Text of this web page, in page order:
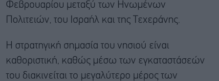
Φεβρουαρίου μεταξύ των Ηνωμένων
Πολιτειών, του Ισραήλ και της Τεχεράνης.
Η στρατηγική σημασία του νησιού είναι
καθοριστική, καθώς μέσω των εγκαταστάσεών
του διακινείται το μεγαλύτερο μέρος των